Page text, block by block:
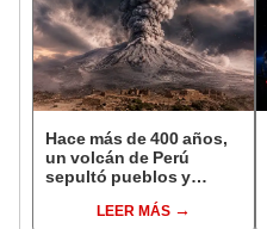
Hace más de 400 años,
un volcán de Perú
sepultó pueblos y
veranos más fríos de la
LEER MÁS